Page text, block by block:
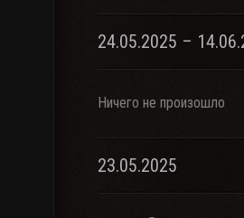
24.05.2025 –
Ничего не произошло
23.05.2025